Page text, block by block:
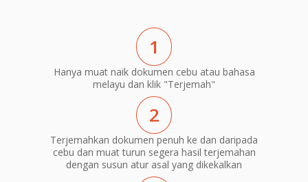
1
Hanya muat naik dokumen cebu atau bahasa
melayu dan klik "Terjemah"
2
Terjemahkan dokumen penuh ke dan daripada
cebu dan muat turun segera hasil terjemahan
dengan susun atur asal yang dikekalkan